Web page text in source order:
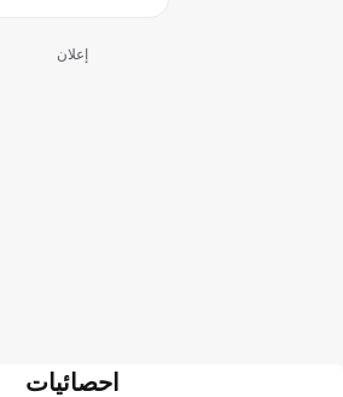
إعلان
احصائيات